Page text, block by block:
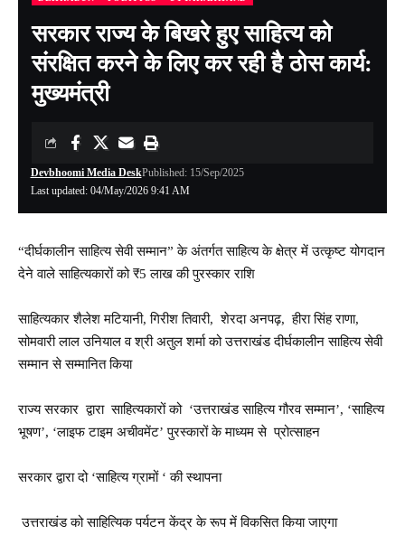
सरकार राज्य के बिखरे हुए साहित्य को
संरक्षित करने के लिए कर रही है ठोस कार्य:
मुख्यमंत्री
Last updated: 04/May/2026 9:41 AM
Devbhoomi Media DeskPublished: 15/Sep/2025
“दीर्घकालीन साहित्य सेवी सम्मान” के अंतर्गत साहित्य के क्षेत्र में उत्कृष्ट योगदान
देने वाले साहित्यकारों को ₹5 लाख की पुरस्कार राशि
साहित्यकार शैलेश मटियानी, गिरीश तिवारी, शेरदा अनपढ़, हीरा सिंह राणा,
सोमवारी लाल उनियाल व श्री अतुल शर्मा को उत्तराखंड दीर्घकालीन साहित्य सेवी
सम्मान से सम्मानित किया
राज्य सरकार द्वारा साहित्यकारों को ‘उत्तराखंड साहित्य गौरव सम्मान’, ‘साहित्य
भूषण’, ‘लाइफ टाइम अचीवमेंट’ पुरस्कारों के माध्यम से प्रोत्साहन
सरकार द्वारा दो ‘साहित्य ग्रामों ‘ की स्थापना
उत्तराखंड को साहित्यिक पर्यटन केंद्र के रूप में विकसित किया जाएगा